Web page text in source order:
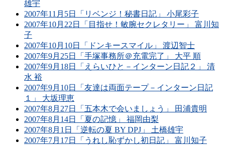
雄宇
2007年11月5日「リベンジ！秘書日記」 小尾彩子
2007年10月22日「目指せ！敏腕セクレタリー」 富川知
子
2007年10月10日「ドンキースマイル」 渡辺智士
2007年9月25日「手塚事務所＠充電完了」 大平 順
2007年9月18日「えらいひと－インターン日記２」 清
水 裕
2007年9月10日「友達は両面テープ－インターン日記
１」 大坂理恵
2007年8月27日「五本木で会いましょう」 田浦貴明
2007年8月14日「夏の記憶」 福岡由梨
2007年8月1日「逆転の夏 BY DPJ」 土橋雄宇
2007年7月17日「うれし恥ずかし初日記」 富川知子